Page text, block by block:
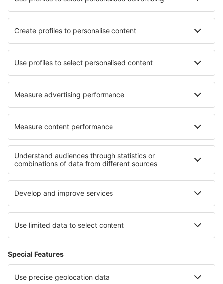
Hoteluri Kostelec Nad Labem Hoteluri în Gerbrunn
Hoteluri în Victor Hoteluri în Tawa
Hoteluri în Port Maria Hoteluri în Atienza
Cele mai bune hoteluri - regiuni
Hoteluri în Picardy Hoteluri în Courchevel
Hoteluri în Bretania Hoteluri în regiunea Lacului Geneva
Hoteluri în Les Deux Alpes
Hoteluri in Pike's Peak Hoteluri in Nevada